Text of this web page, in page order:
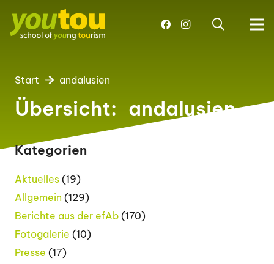
Start andalusien
Übersicht: andalusien
Kategorien
Aktuelles (19)
Allgemein (129)
Berichte aus der efAb (170)
Fotogalerie (10)
Presse (17)